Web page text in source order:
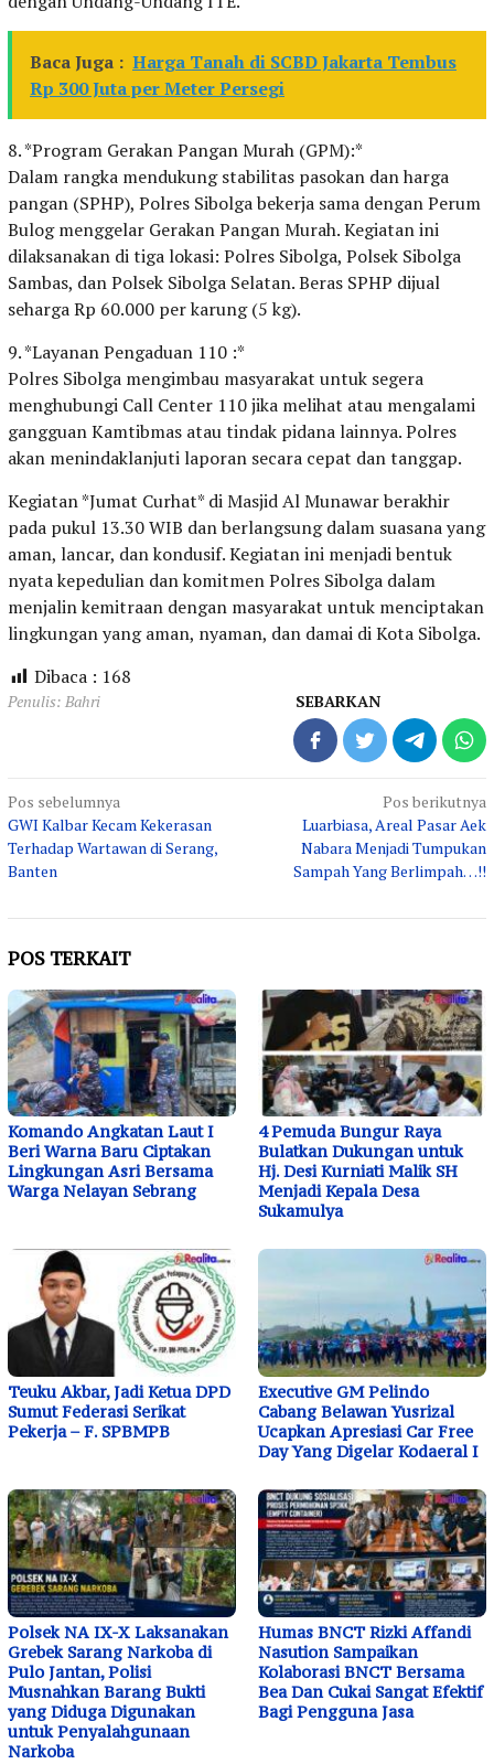
Baca Juga : Harga Tanah di SCBD Jakarta Tembus
Rp 300 Juta per Meter Persegi
8. *Program Gerakan Pangan Murah (GPM):*
Dalam rangka mendukung stabilitas pasokan dan harga
pangan (SPHP), Polres Sibolga bekerja sama dengan Perum
Bulog menggelar Gerakan Pangan Murah. Kegiatan ini
dilaksanakan di tiga lokasi: Polres Sibolga, Polsek Sibolga
Sambas, dan Polsek Sibolga Selatan. Beras SPHP dijual
seharga Rp 60.000 per karung (5 kg).
9. *Layanan Pengaduan 110 :*
Polres Sibolga mengimbau masyarakat untuk segera
menghubungi Call Center 110 jika melihat atau mengalami
gangguan Kamtibmas atau tindak pidana lainnya. Polres
akan menindaklanjuti laporan secara cepat dan tanggap.
Kegiatan *Jumat Curhat* di Masjid Al Munawar berakhir
pada pukul 13.30 WIB dan berlangsung dalam suasana yang
aman, lancar, dan kondusif. Kegiatan ini menjadi bentuk
nyata kepedulian dan komitmen Polres Sibolga dalam
menjalin kemitraan dengan masyarakat untuk menciptakan
lingkungan yang aman, nyaman, dan damai di Kota Sibolga.
Dibaca : 168
Penulis: Bahri SEBARKAN
Navigasi
pos
Pos sebelumnya
GWI Kalbar Kecam Kekerasan
Terhadap Wartawan di Serang,
Banten
Pos berikutnya
Luarbiasa, Areal Pasar Aek
Nabara Menjadi Tumpukan
Sampah Yang Berlimpah…!!
POS TERKAIT
Komando Angkatan Laut I
Beri Warna Baru Ciptakan
Lingkungan Asri Bersama
Warga Nelayan Sebrang
4 Pemuda Bungur Raya
Bulatkan Dukungan untuk
Hj. Desi Kurniati Malik SH
Menjadi Kepala Desa
Sukamulya
Teuku Akbar, Jadi Ketua DPD
Sumut Federasi Serikat
Pekerja – F. SPBMPB
Executive GM Pelindo
Cabang Belawan Yusrizal
Ucapkan Apresiasi Car Free
Day Yang Digelar Kodaeral I
Polsek NA IX-X Laksanakan
Grebek Sarang Narkoba di
Pulo Jantan, Polisi
Musnahkan Barang Bukti
yang Diduga Digunakan
untuk Penyalahgunaan
Narkoba
Humas BNCT Rizki Affandi
Nasution Sampaikan
Kolaborasi BNCT Bersama
Bea Dan Cukai Sangat Efektif
Bagi Pengguna Jasa